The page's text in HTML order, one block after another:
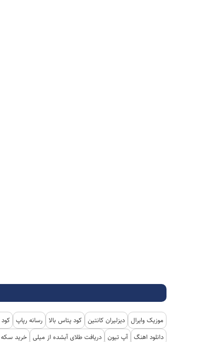
موزیک وایرال دیزلیران کانتین کود پتاس بالا رسانه رپاپ
دانلود اهنگ آپ تیون دریافت طلای آبشده از میلی خرید سکه